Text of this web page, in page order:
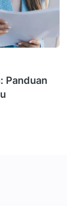
Panduan